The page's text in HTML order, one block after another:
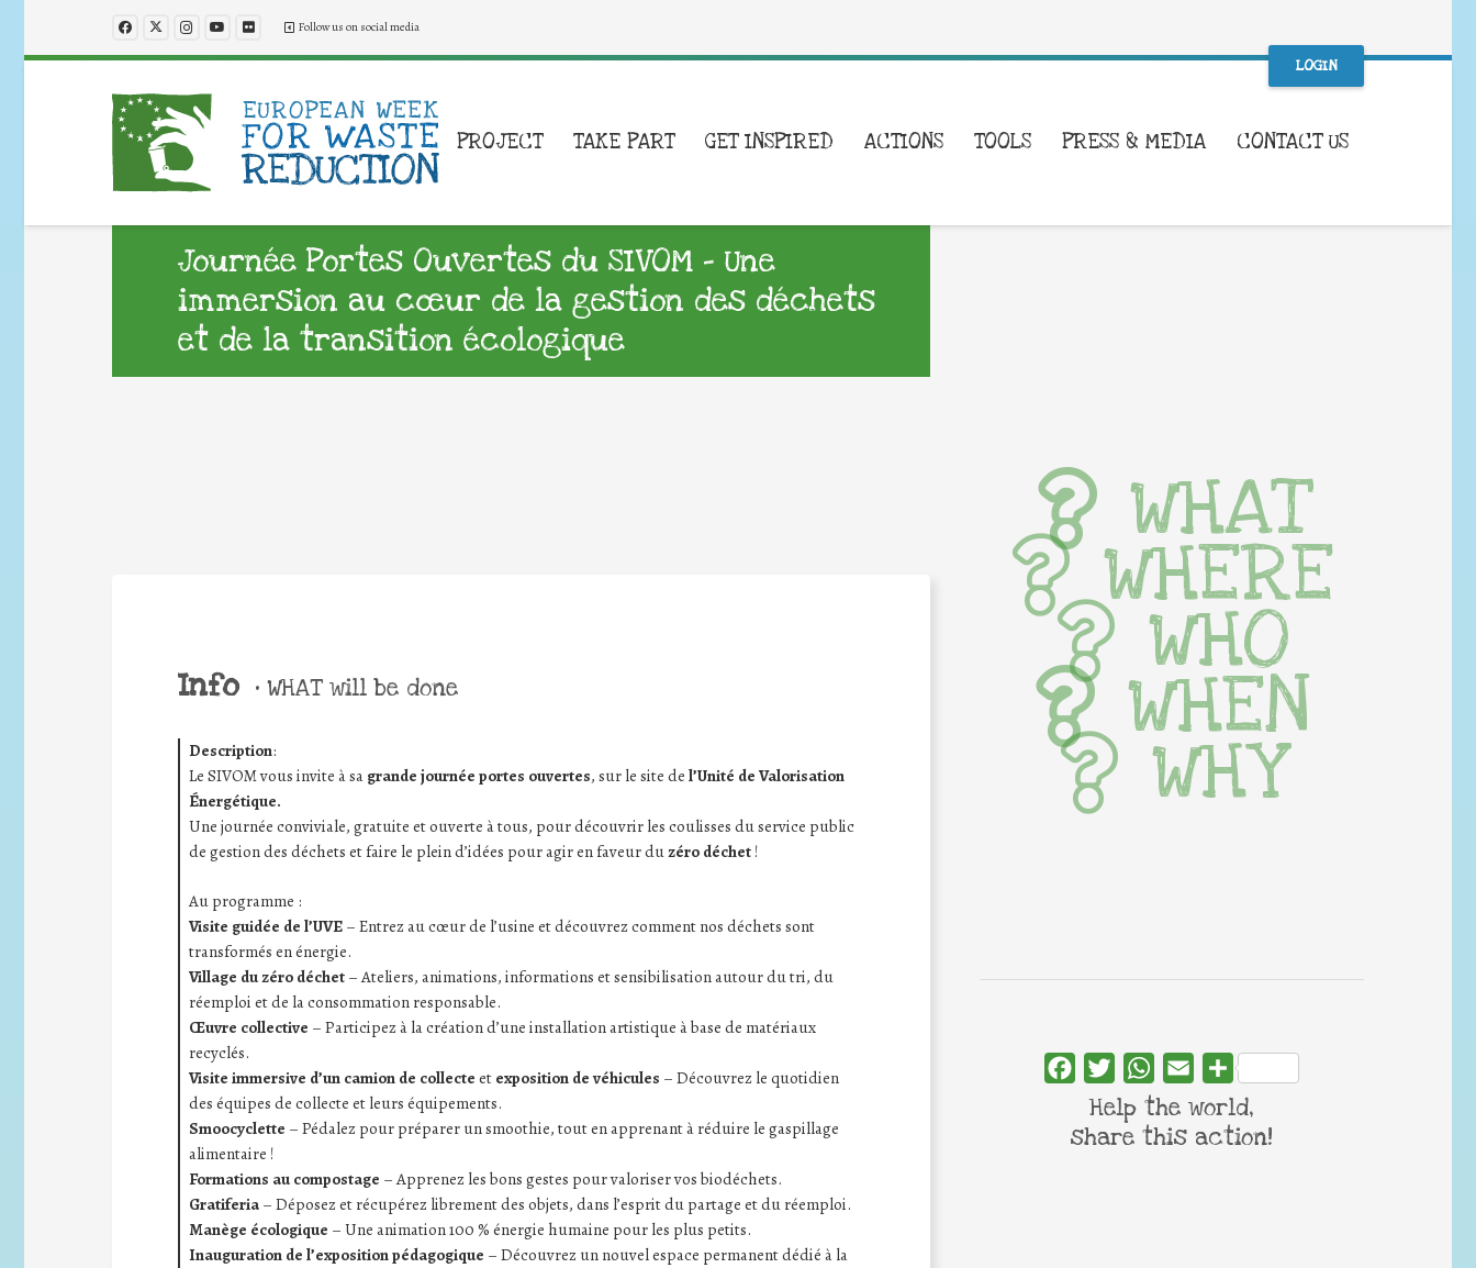
Follow us on social media
LOGIN
PROJECT TAKE PART GET INSPIRED ACTIONS TOOLS PRESS & MEDIA CONTACT US
Journée Portes Ouvertes du SIVOM – Une
immersion au cœur de la gestion des déchets
et de la transition écologique
Info • WHAT will be done
Description:
Le SIVOM vous invite à sa grande journée portes ouvertes, sur le site de l’Unité de Valorisation
Énergétique.
Une journée conviviale, gratuite et ouverte à tous, pour découvrir les coulisses du service public
de gestion des déchets et faire le plein d’idées pour agir en faveur duzéro déchet!
Au programme :
Visite guidée de l’UVE– Entrez au cœur de l’usine et découvrez comment nos déchets sont
transformés en énergie.
Village du zéro déchet– Ateliers, animations, informations et sensibilisation autour du tri, du
réemploi et de la consommation responsable.
Œuvre collective – Participez à la création d’une installation artistique à base de matériaux
recyclés.
Visite immersive d’un camion de collecte et exposition de véhicules – Découvrez le quotidien
des équipes de collecte et leurs équipements.
Smoocyclette – Pédalez pour préparer un smoothie, tout en apprenant à réduire le gaspillage
alimentaire !
Formations au compostage – Apprenez les bons gestes pour valoriser vos biodéchets.
Gratiferia– Déposez et récupérez librement des objets, dans l’esprit du partage et du réemploi.
Manège écologique – Une animation 100 % énergie humaine pour les plus petits.
Inauguration de l’exposition pédagogique – Découvrez un nouvel espace permanent dédié à la
WHAT
WHERE
WHO
WHEN
WHY
FacebookTwitterWhatsApp
Email Share
Help the world,
share this action!